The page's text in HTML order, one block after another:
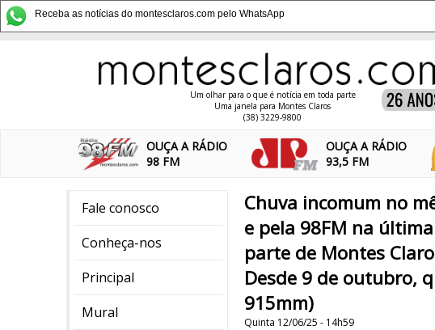
Receba as notícias do montesclaros.com pelo WhatsApp
Um olhar para o que é notícia em toda parte
Uma janela para Montes Claros
(38) 3229-9800
OUÇA A RÁDIO
98 FM
OUÇA A RÁDIO
93,5 FM
Fale conosco
Conheça-nos
Principal
Mural
Chuva incomum no
e pela 98FM na
parte de Montes
Desde 9 de outubro,
915mm)
Quinta 12/06/25 - 14h59